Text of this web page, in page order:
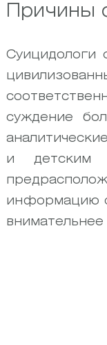
Причины
Суицидологи
суждение
и детским
информацию
внимательнее